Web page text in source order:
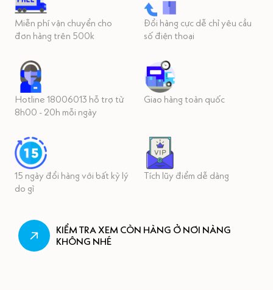
Miễn phí vận chuyển cho
đơn hàng trên 500k
Đổi hàng cực dễ chỉ yêu cầu
số điện thoại
Hotline 18006013 hỗ trợ từ
8h00 - 20h mỗi ngày
Giao hàng toàn quốc
15 ngày đổi hàng với bất kỳ lý
do gì
Tích lũy điểm dễ dàng
KIỂM TRA XEM CÒN HÀNG Ở NƠI NÀNG
KHÔNG NHÉ